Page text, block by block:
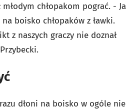
młodym chłopakom pograć. - Ja
boisko chłopaków z ławki.
z naszych graczy nie doznał
dłoni na boisko w ogóle nie